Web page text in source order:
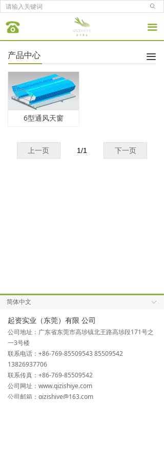
ꄙ
끀
끀
产品中心
6型通风天窗
上一页 下一页
1/1
ꀅ
简体中文
起资实业（东莞）有限 公司
公司地址：广东省东莞市高埗镇北王路高埗段171号之
一3号楼
联系电话：+86-769-85509543 85509542
13826937706
联系传真：+86-769-85509542
公司网址：www.qizishiye.com
公司邮箱：qizishiye@163.com